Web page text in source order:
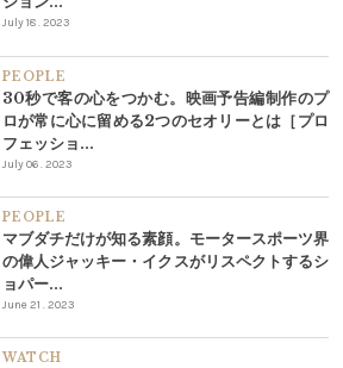
July 18 . 2023
PEOPLE
July 06 . 2023
30秒で客の心をつかむ。映画予告編制作のプ
ロが常に心に留める2つのセオリーとは［プロ
フェッショ...
PEOPLE
June 21 . 2023
マブダチだけが知る素顔。モータースポーツ界
の偉人ジャッキー・イクスがリスペクトするシ
ョパー...
WATCH